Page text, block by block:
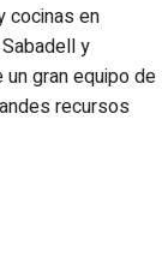
cocinas en
y
gran equipo de
recursos